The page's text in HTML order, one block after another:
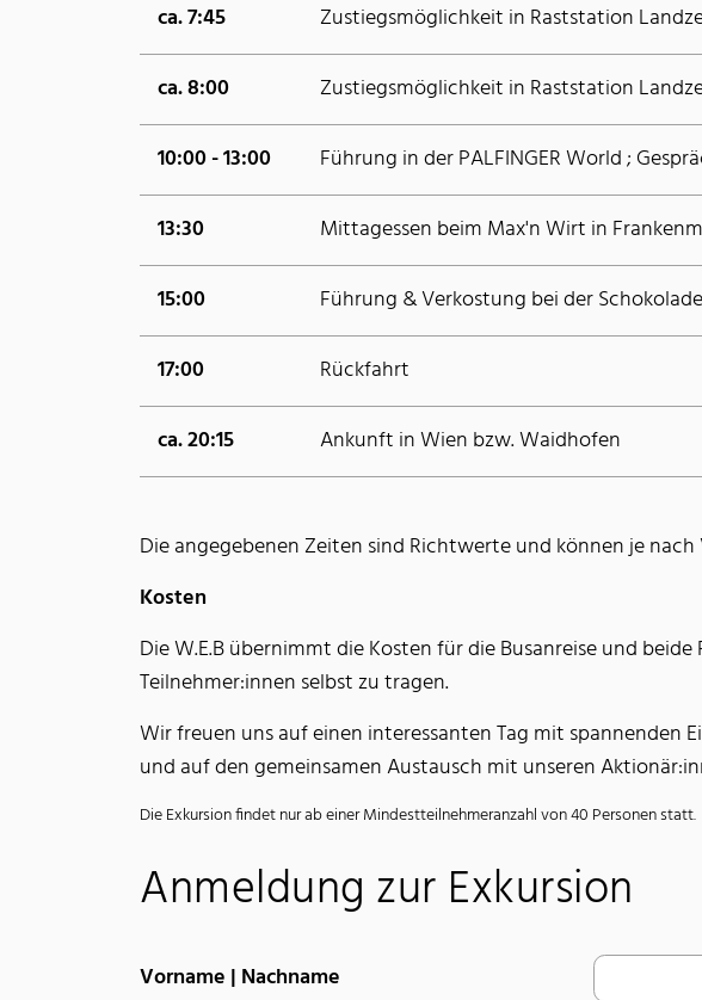
ca. 7:45 Zustiegsmöglichkeit in Raststation
ca. 8:00 Zustiegsmöglichkeit in Raststation
10:00 - 13:00 Führung in der PALFINGER World ;
13:30 Mittagessen beim Max'n Wirt in
15:00 Führung & Verkostung bei der
17:00 Rückfahrt
ca. 20:15 Ankunft in Wien bzw. Waidhofen
Die angegebenen Zeiten sind Richtwerte und können je
Kosten
Die W.E.B übernimmt die Kosten für die Busanreise und
Teilnehmer:innen selbst zu tragen.
Wir freuen uns auf einen interessanten Tag mit
und auf den gemeinsamen Austausch mit unseren
Die Exkursion findet nur ab einer Mindestteilnehmeranzahl von 40 Personen statt.
Anmeldung zur Exkursion
Vorname | Nachname Vorname